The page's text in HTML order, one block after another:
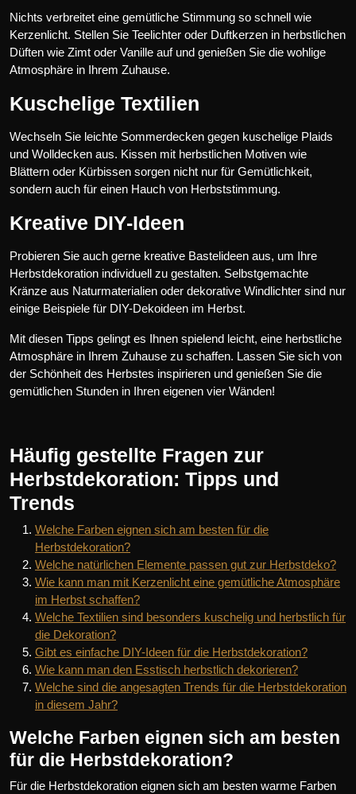
Nichts verbreitet eine gemütliche Stimmung so schnell wie
Kerzenlicht. Stellen Sie Teelichter oder Duftkerzen in herbstlichen
Düften wie Zimt oder Vanille auf und genießen Sie die wohlige
Atmosphäre in Ihrem Zuhause.
Kuschelige Textilien
Wechseln Sie leichte Sommerdecken gegen kuschelige Plaids
und Wolldecken aus. Kissen mit herbstlichen Motiven wie
Blättern oder Kürbissen sorgen nicht nur für Gemütlichkeit,
sondern auch für einen Hauch von Herbststimmung.
Kreative DIY-Ideen
Probieren Sie auch gerne kreative Bastelideen aus, um Ihre
Herbstdekoration individuell zu gestalten. Selbstgemachte
Kränze aus Naturmaterialien oder dekorative Windlichter sind nur
einige Beispiele für DIY-Dekoideen im Herbst.
Mit diesen Tipps gelingt es Ihnen spielend leicht, eine herbstliche
Atmosphäre in Ihrem Zuhause zu schaffen. Lassen Sie sich von
der Schönheit des Herbstes inspirieren und genießen Sie die
gemütlichen Stunden in Ihren eigenen vier Wänden!
Häufig gestellte Fragen zur
Herbstdekoration: Tipps und
Trends
Welche Farben eignen sich am besten für die
Herbstdekoration?
Welche natürlichen Elemente passen gut zur Herbstdeko?
Wie kann man mit Kerzenlicht eine gemütliche Atmosphäre
im Herbst schaffen?
Welche Textilien sind besonders kuschelig und herbstlich für
die Dekoration?
Gibt es einfache DIY-Ideen für die Herbstdekoration?
Wie kann man den Esstisch herbstlich dekorieren?
Welche sind die angesagten Trends für die Herbstdekoration
in diesem Jahr?
Welche Farben eignen sich am besten
für die Herbstdekoration?
Für die Herbstdekoration eignen sich am besten warme Farben